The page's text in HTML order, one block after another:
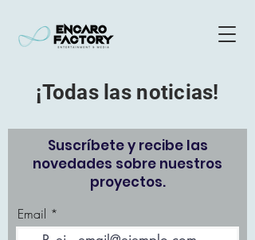
¡Todas las noticias!
Suscríbete y recibe las
novedades sobre nuestros
proyectos.
Email